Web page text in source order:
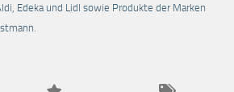
Edeka und Lidl sowie Produkte der Marken